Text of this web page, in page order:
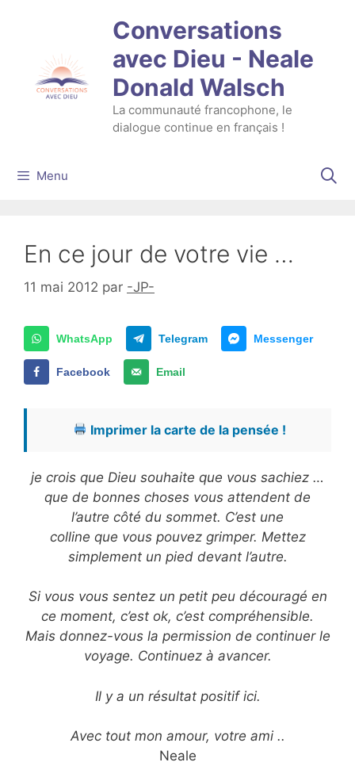
Conversations
avec Dieu - Neale
Donald Walsch
La communauté francophone, le
dialogue continue en français !
Menu
En ce jour de votre vie …
11 mai 2012 par -JP-
WhatsApp Telegram Messenger
Facebook Email
Imprimer la carte de la pensée !
je crois que Dieu souhaite que vous sachiez …
que de bonnes choses vous attendent de
l’autre côté du sommet. C’est une
colline que vous pouvez grimper. Mettez
simplement un pied devant l’autre.
Si vous vous sentez un petit peu découragé en
ce moment, c’est ok, c’est compréhensible.
Mais donnez-vous la permission de continuer le
voyage. Continuez à avancer.
Il y a un résultat positif ici.
Avec tout mon amour, votre ami ..
Neale